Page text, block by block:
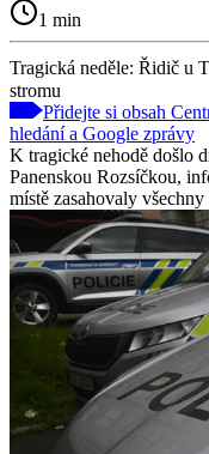
1 min
Tragická neděle: Řidič u
stromu
Přidejte si obsah
hledání a Google zprávy
K tragické nehodě došlo
Panenskou Rozsíčkou,
místě zasahovaly